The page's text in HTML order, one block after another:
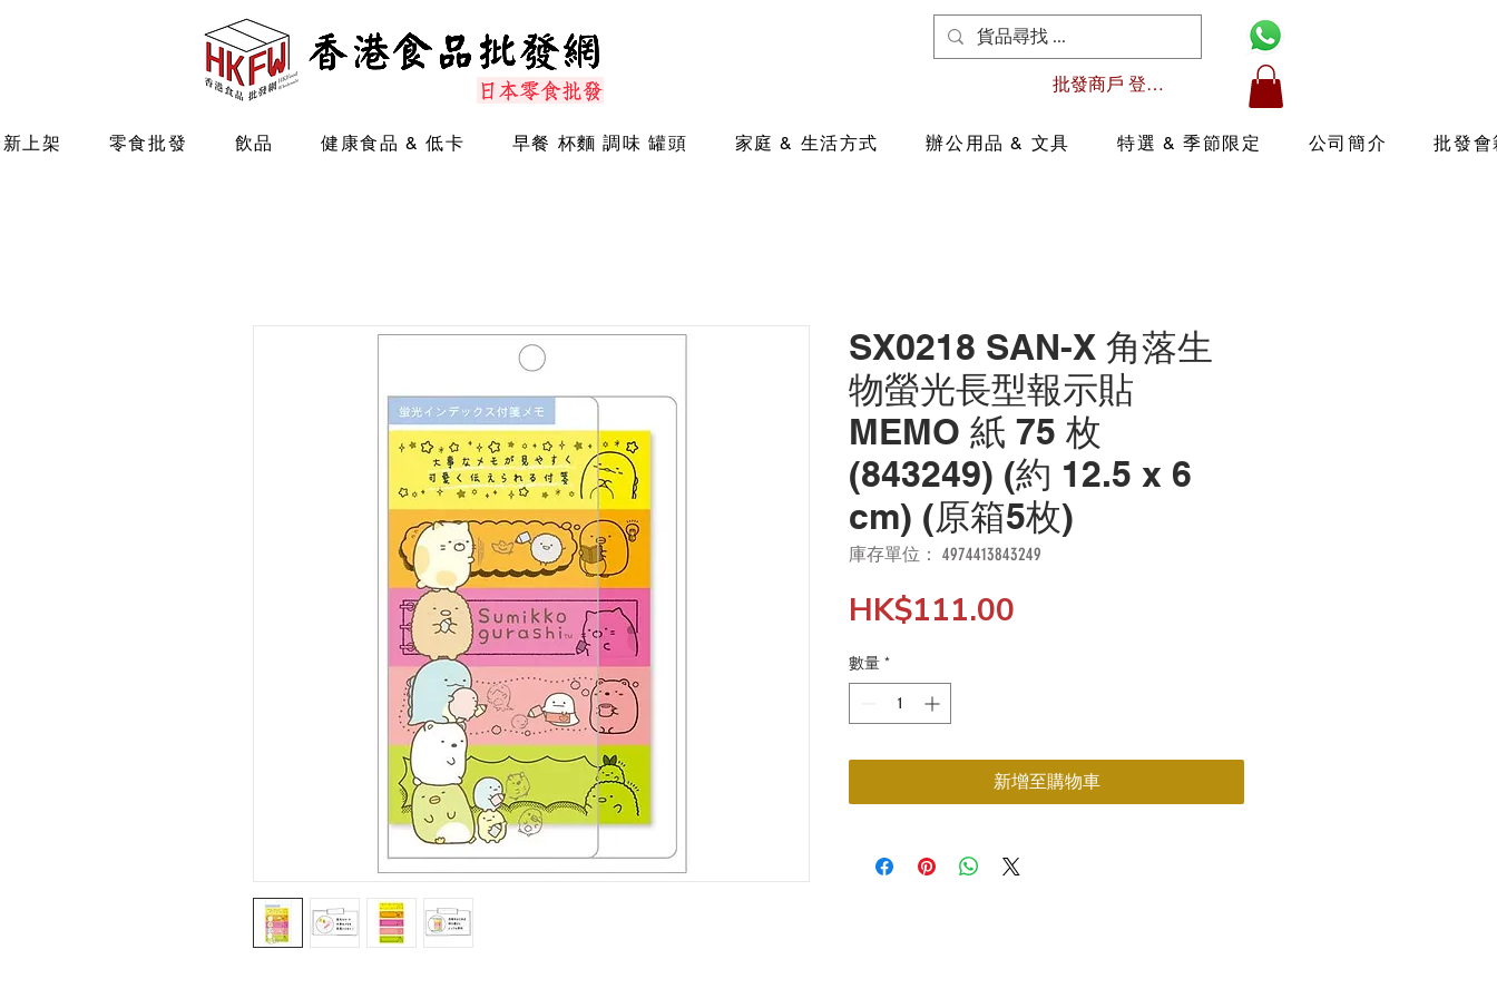
批發商戶 登入/註冊
上架 零食批發 飲品 健康食品 & 低卡 早餐 杯麵 調味 罐頭 家庭 & 生活方式 辦公用品 & 文具 特選 & 季節限定 公司簡介 批發會
SX0218 SAN-X 角落生
物螢光長型報示貼
MEMO 紙 75 枚
(843249) (約 12.5 x 6
cm) (原箱5枚)
庫存單位： 4974413843249
HK$111.00
數量 *
新增至購物車